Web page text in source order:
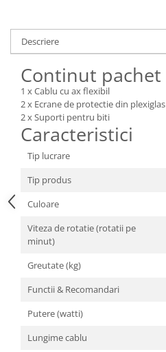
Incubatoare, oparitoare si
deplumatoare
Echipamente pentru animale
Aparate de tuns animale
Piese si accesorii aparate de tuns
animale
Tarcuri animale
Semanatori
Masini batut stalpi si accesorii
Roabe & accesorii
Casute gradina si cutii depozitare
Mobilier gradina
Corturi, Prelate si plase de
Teascuri
Descriere
Continut pachet
1 x Cablu cu ax flexibil
2 x Ecrane de protectie din plexiglas
2 x Suporti pentru biti
Caracteristici
Tip lucrare
Tip produs
Culoare
Viteza de rotatie (rotatii pe
minut)
Greutate (kg)
Functii & Recomandari
Putere (watti)
Lungime cablu